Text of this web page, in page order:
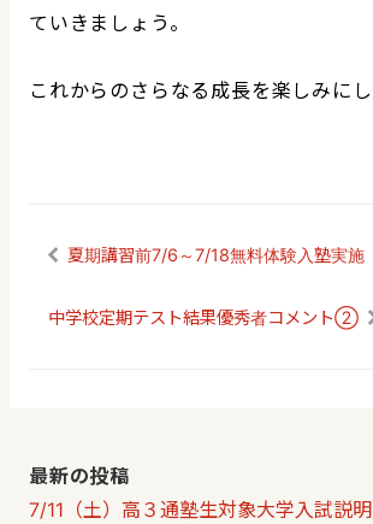
ていきましょう。
これからのさらなる成長を楽しみにし
夏期講習前7/6～7/18無料体験入塾実施
中学校定期テスト結果優秀者コメント②
最新の投稿
7/11（土）高３通塾生対象大学入試説